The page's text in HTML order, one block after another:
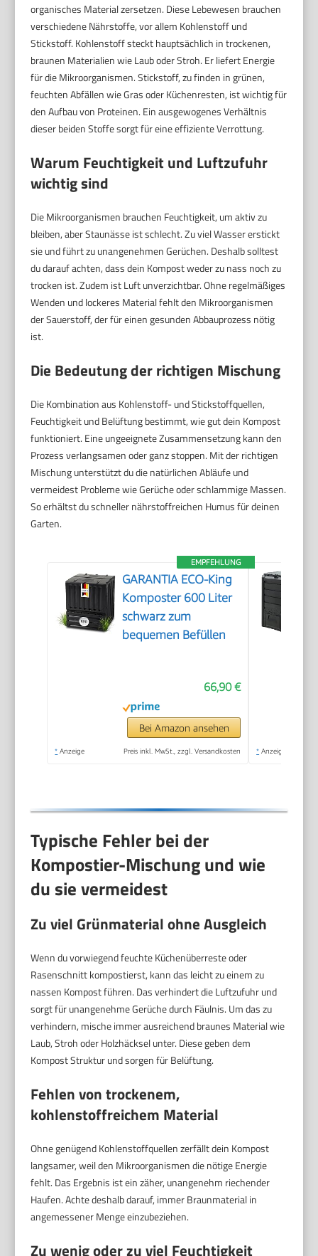
organisches Material zersetzen. Diese Lebewesen brauchen
verschiedene Nährstoffe, vor allem Kohlenstoff und
Stickstoff. Kohlenstoff steckt hauptsächlich in trockenen,
braunen Materialien wie Laub oder Stroh. Er liefert Energie
für die Mikroorganismen. Stickstoff, zu finden in grünen,
feuchten Abfällen wie Gras oder Küchenresten, ist wichtig für
den Aufbau von Proteinen. Ein ausgewogenes Verhältnis
dieser beiden Stoffe sorgt für eine effiziente Verrottung.
Warum Feuchtigkeit und Luftzufuhr
wichtig sind
Die Mikroorganismen brauchen Feuchtigkeit, um aktiv zu
bleiben, aber Staunässe ist schlecht. Zu viel Wasser erstickt
sie und führt zu unangenehmen Gerüchen. Deshalb solltest
du darauf achten, dass dein Kompost weder zu nass noch zu
trocken ist. Zudem ist Luft unverzichtbar. Ohne regelmäßiges
Wenden und lockeres Material fehlt den Mikroorganismen
der Sauerstoff, der für einen gesunden Abbauprozess nötig
ist.
Die Bedeutung der richtigen Mischung
Die Kombination aus Kohlenstoff- und Stickstoffquellen,
Feuchtigkeit und Belüftung bestimmt, wie gut dein Kompost
funktioniert. Eine ungeeignete Zusammensetzung kann den
Prozess verlangsamen oder ganz stoppen. Mit der richtigen
Mischung unterstützt du die natürlichen Abläufe und
vermeidest Probleme wie Gerüche oder schlammige Massen.
So erhältst du schneller nährstoffreichen Humus für deinen
Garten.
EMPFEHLUNG
GARANTIA ECO-King
Komposter 600 Liter
schwarz zum
bequemen Befüllen
66,90 €
Bei Amazon ansehen
* Anzeige Preis inkl. MwSt., zzgl. Versandkosten * Anzeige
Typische Fehler bei der
Kompostier-Mischung und wie
du sie vermeidest
Zu viel Grünmaterial ohne Ausgleich
Wenn du vorwiegend feuchte Küchenüberreste oder
Rasenschnitt kompostierst, kann das leicht zu einem zu
nassen Kompost führen. Das verhindert die Luftzufuhr und
sorgt für unangenehme Gerüche durch Fäulnis. Um das zu
verhindern, mische immer ausreichend braunes Material wie
Laub, Stroh oder Holzhäcksel unter. Diese geben dem
Kompost Struktur und sorgen für Belüftung.
Fehlen von trockenem,
kohlenstoffreichem Material
Ohne genügend Kohlenstoffquellen zerfällt dein Kompost
langsamer, weil den Mikroorganismen die nötige Energie
fehlt. Das Ergebnis ist ein zäher, unangenehm riechender
Haufen. Achte deshalb darauf, immer Braunmaterial in
angemessener Menge einzubeziehen.
Zu wenig oder zu viel Feuchtigkeit